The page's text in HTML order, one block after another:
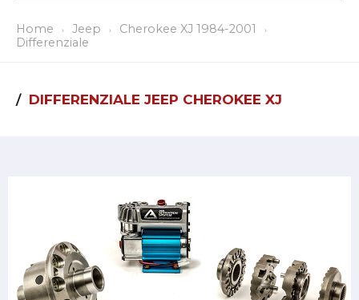
Home Jeep
Cherokee XJ 1984-2001
Differenziale
DIFFERENZIALE JEEP CHEROKEE XJ